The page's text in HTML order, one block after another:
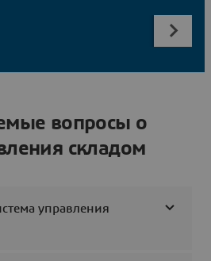
вопросы о
складом
управления